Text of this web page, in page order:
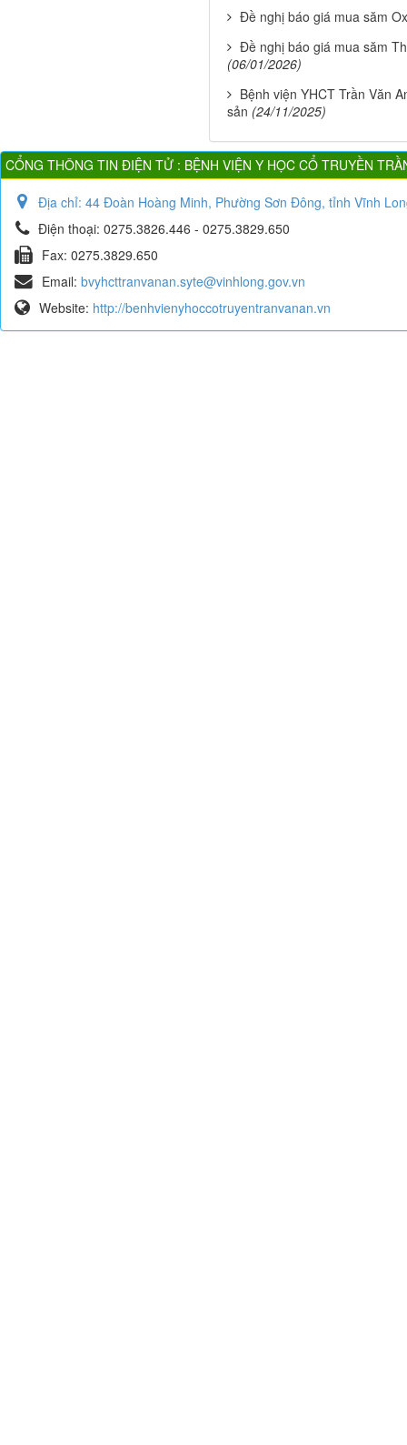
Đề nghị báo giá mua săm
Đề nghị báo giá mua săm
(06/01/2026)
Bệnh viện YHCT Trần Văn
sản (24/11/2025)
CỔNG THÔNG TIN ĐIỆN TỬ : BỆNH VIỆN Y HỌC CỔ TRUYỀN
Địa chỉ: 44 Đoàn Hoàng Minh, Phường Sơn Đông, tỉnh Vĩnh
Điện thoại: 0275.3826.446 - 0275.3829.650
Fax: 0275.3829.650
Email: bvyhcttranvanan.syte@vinhlong.gov.vn
Website: http://benhvienyhoccotruyentranvanan.vn